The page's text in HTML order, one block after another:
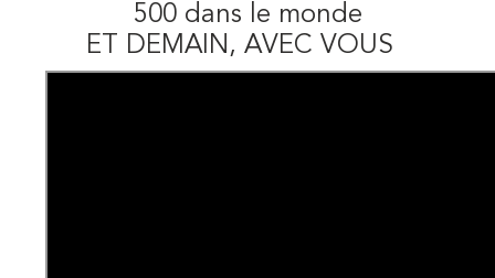
500 dans le monde
ET DEMAIN, AVEC VOUS